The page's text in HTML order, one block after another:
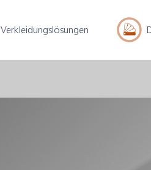
Verkleidungslösungen